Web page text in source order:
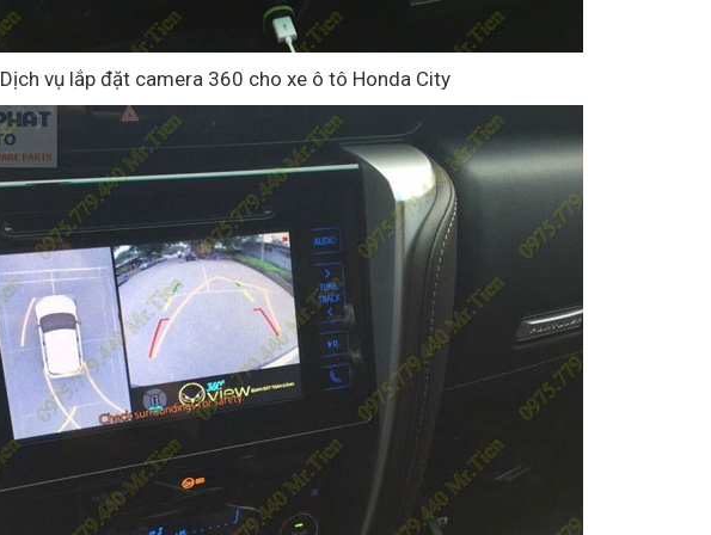
Dịch vụ lắp đặt camera 360 cho xe ô tô Honda City